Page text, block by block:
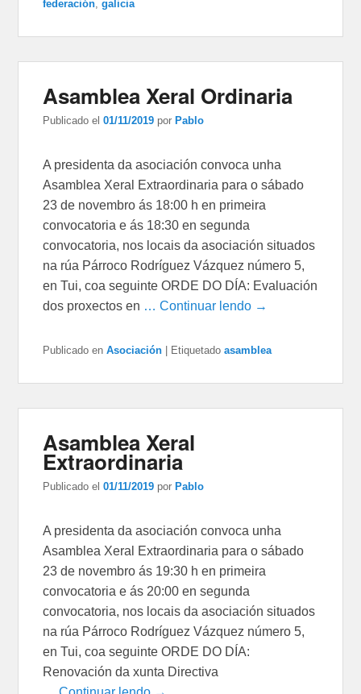
federación,galicia
Asamblea Xeral Ordinaria
Publicado el01/11/2019 por Pablo
A presidenta da asociación convoca unha
Asamblea Xeral Extraordinaria para o sábado
23 de novembro ás 18:00 h en primeira
convocatoria e ás 18:30 en segunda
convocatoria, nos locais da asociación situados
na rúa Párroco Rodríguez Vázquez número 5,
en Tui, coa seguinte ORDE DO DÍA: Evaluación
dos proxectos en … Continuar lendo →
Publicado en Asociación Etiquetado asamblea
Asamblea Xeral
Extraordinaria
Publicado el01/11/2019 porPablo
A presidenta da asociación convoca unha
Asamblea Xeral Extraordinaria para o sábado
23 de novembro ás 19:30 h en primeira
convocatoria e ás 20:00 en segunda
convocatoria, nos locais da asociación situados
na rúa Párroco Rodríguez Vázquez número 5,
en Tui, coa seguinte ORDE DO DÍA:
Renovación da xunta Directiva